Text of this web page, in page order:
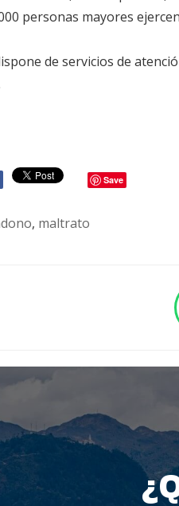
personas mayores
de servicios de
Save
, maltrato